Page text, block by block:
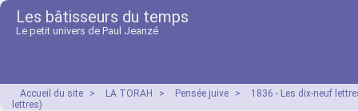
Les bâtisseurs du temps
Le petit univers de Paul Jeanzé
Accueil du site > LA TORAH > Pensée juive >
1836 - Les dix-neuf
lettres)